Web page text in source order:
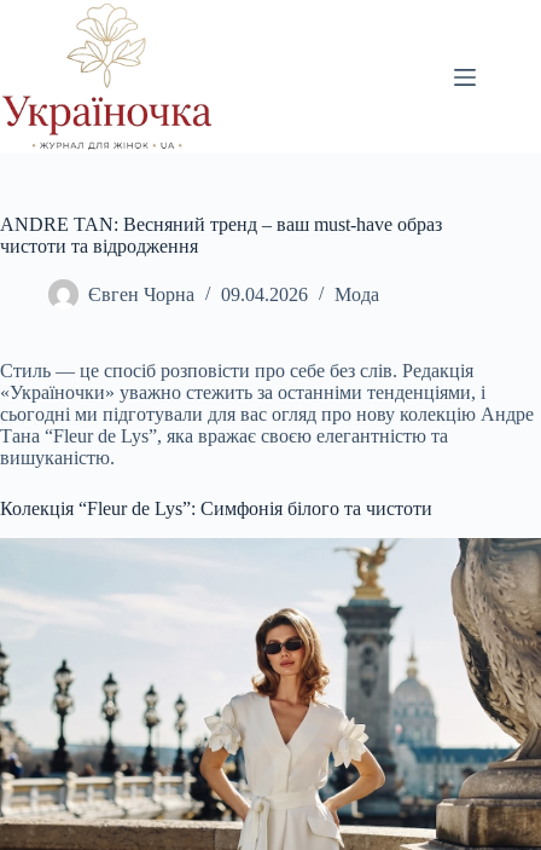
ANDRE TAN: Весняний тренд – ваш must-have образ
чистоти та відродження
Євген Чорна 09.04.2026 Мода
Стиль — це спосіб розповісти про себе без слів. Редакція
«Україночки» уважно стежить за останніми тенденціями, і
сьогодні ми підготували для вас огляд про нову колекцію Андре
Тана “Fleur de Lys”, яка вражає своєю елегантністю та
вишуканістю.
Колекція “Fleur de Lys”: Симфонія білого та чистоти